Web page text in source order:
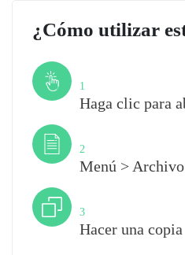
¿Cómo utilizar
1
Haga clic para
2
Menú > Archivo
3
Hacer una copia